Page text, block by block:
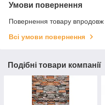
Умови повернення
Повернення товару впродовж
Всі умови повернення
Подібні товари компанії